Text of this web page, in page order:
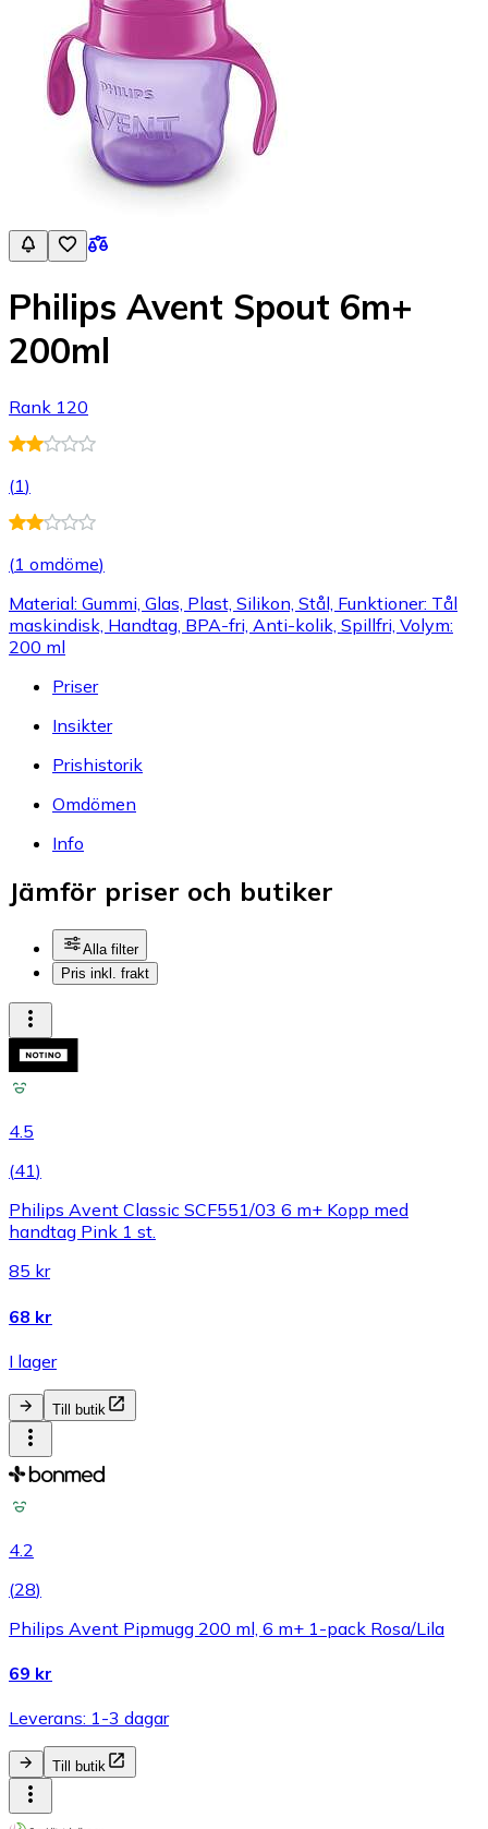
Philips Avent Spout 6m+
200ml
Rank 120
(1)
(1 omdöme)
Material: Gummi, Glas, Plast, Silikon, Stål, Funktioner: Tål
maskindisk, Handtag, BPA-fri, Anti-kolik, Spillfri, Volym:
200 ml
Priser
Insikter
Prishistorik
Omdömen
Info
Jämför priser och butiker
Alla filter
Pris inkl. frakt
4.5
(41)
Philips Avent Classic SCF551/03 6 m+ Kopp med
handtag Pink 1 st.
85 kr
68 kr
I lager
Till butik
4.2
(28)
Philips Avent Pipmugg 200 ml, 6 m+ 1-pack Rosa/Lila
69 kr
Leverans: 1-3 dagar
Till butik